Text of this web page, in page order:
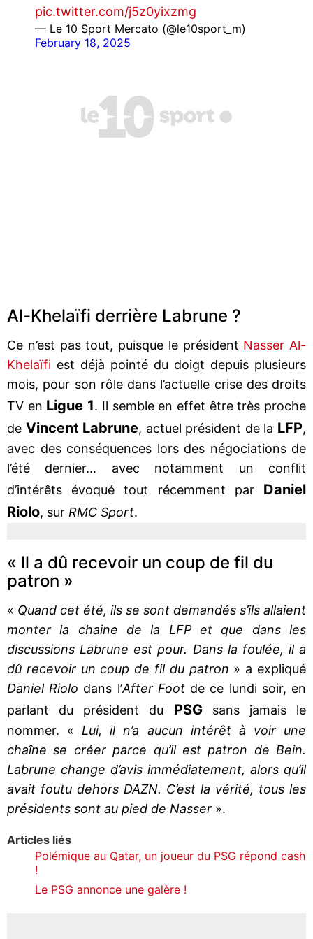
pic.twitter.com/j5z0yixzmg
— Le 10 Sport Mercato (@le10sport_m)
February 18, 2025
Al-Khelaïfi derrière Labrune ?
Ce n’est pas tout, puisque le président Nasser Al-
Khelaïfi est déjà pointé du doigt depuis plusieurs
mois, pour son rôle dans l’actuelle crise des droits
TV en Ligue 1. Il semble en effet être très proche
de Vincent Labrune, actuel président de la LFP,
avec des conséquences lors des négociations de
l’été dernier... avec notamment un conflit
d’intérêts évoqué tout récemment par Daniel
Riolo, sur RMC Sport.
« Il a dû recevoir un coup de fil du
patron »
« Quand cet été, ils se sont demandés s’ils allaient
monter la chaine de la LFP et que dans les
discussions Labrune est pour. Dans la foulée, il a
dû recevoir un coup de fil du patron » a expliqué
Daniel Riolo dans l’After Foot de ce lundi soir, en
parlant du président du PSG
sans jamais le
nommer. « Lui, il n’a aucun intérêt à voir une
chaîne se créer parce qu’il est patron de Bein.
Labrune change d’avis immédiatement, alors qu’il
avait foutu dehors DAZN. C’est la vérité, tous les
présidents sont au pied de Nasser ».
Articles liés
Polémique au Qatar, un joueur du PSG répond cash
!
Le PSG annonce une galère !